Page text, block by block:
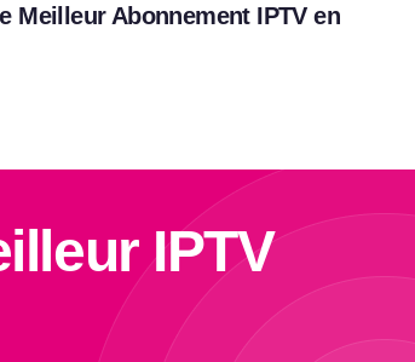
Meilleur Abonnement IPTV en
IPTV